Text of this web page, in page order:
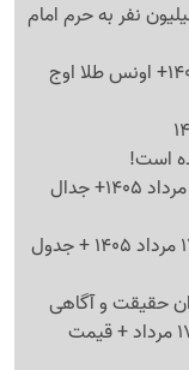
حضور زائران اربعین در نجف؛ 17.5 میلیون نفر به حرم امام
قیمت طلای جهانی امروز شنبه 17 مرداد 1405+ اونس طلا اوج
است!
پیش ‌بینی قیمت دلار، طلا و سکه شنبه 17 مرداد 1405+ جدال
قیمت خودرو داخلی و خارجی امروز شنبه 17 مرداد 1405 + جدول
آخرین قیمت محصولات سایپا امروز شنبه 17 مرداد + قیمت